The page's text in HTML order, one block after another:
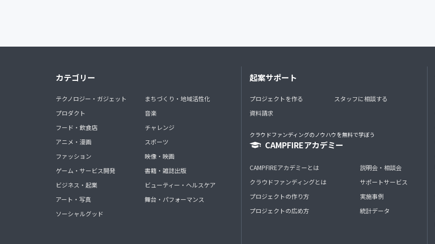
カテゴリー
テクノロジー・ガジェット
プロダクト
フード・飲食店
アニメ・漫画
ファッション
ゲーム・サービス開発
ビジネス・起業
アート・写真
ソーシャルグッド
まちづくり・地域活性化
音楽
チャレンジ
スポーツ
映像・映画
書籍・雑誌出版
ビューティー・ヘルスケア
舞台・パフォーマンス
起案サポート
プロジェクトを作る
資料請求
スタッフに相談する
クラウドファンディングのノウハウを無料で学ぼう
CAMPFIREアカデミー
CAMPFIREアカデミーとは
クラウドファンディングとは
プロジェクトの作り方
プロジェクトの広め方
説明会・相談会
サポートサービス
実施事例
統計データ